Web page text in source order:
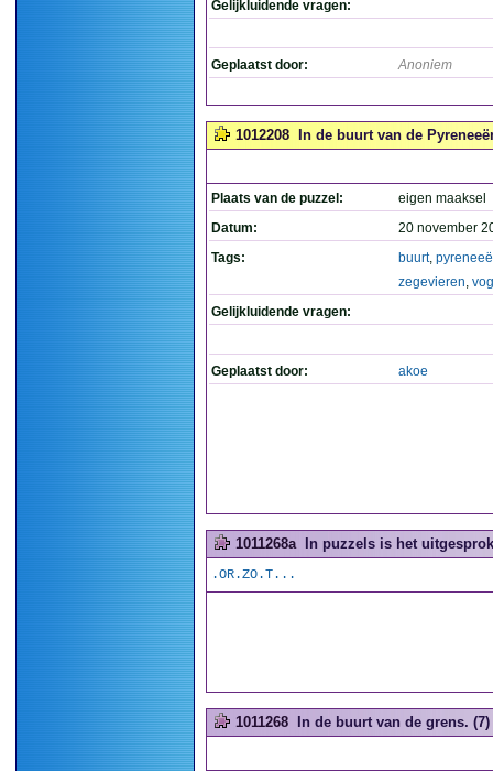
Gelijkluidende vragen:
Geplaatst door: Anoniem
1012208 In de buurt van de
Plaats van de puzzel:
eigen maaksel
Datum:
20 november
Tags:
buurt,
zegevieren,
Gelijkluidende vragen:
Geplaatst door: akoe
1011268a In puzzels is het
.OR.ZO.T...
1011268 In de buurt van de grens. (7)